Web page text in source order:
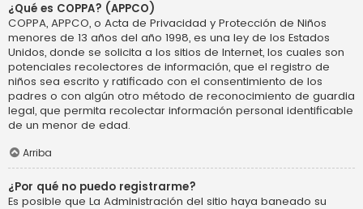
¿Qué es COPPA? (APPCO)
COPPA, APPCO, o Acta de Privacidad y Protección de Niños
menores de 13 años del año 1998, es una ley de los Estados
Unidos, donde se solicita a los sitios de Internet, los cuales son
potenciales recolectores de información, que el registro de
niños sea escrito y ratificado con el consentimiento de los
padres o con algún otro método de reconocimiento de guardia
legal, que permita recolectar información personal identificable
de un menor de edad.
Arriba
¿Por qué no puedo registrarme?
Es posible que La Administración del sitio haya baneado su